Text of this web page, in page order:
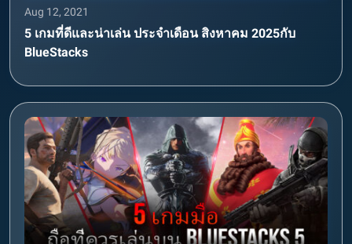
Aug 12, 2021
5 เกมที่ดีและน่าเล่น ประจำเดือน สิงหาคม 2025กับ
BlueStacks